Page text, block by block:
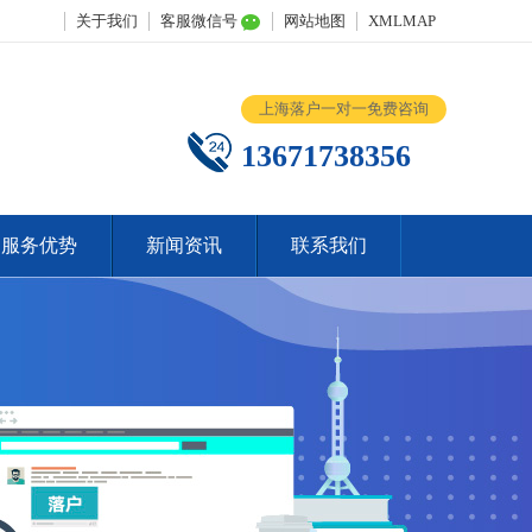
关于我们 客服微信号 网站地图 XMLMAP
上海落户一对一免费咨询
13671738356
服务优势 新闻资讯 联系我们